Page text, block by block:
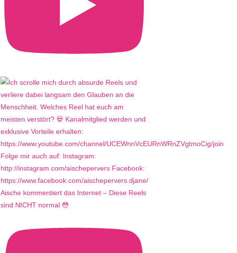
Aische kommentiert das Internet – Diese Reels
sind NICHT normal 😳